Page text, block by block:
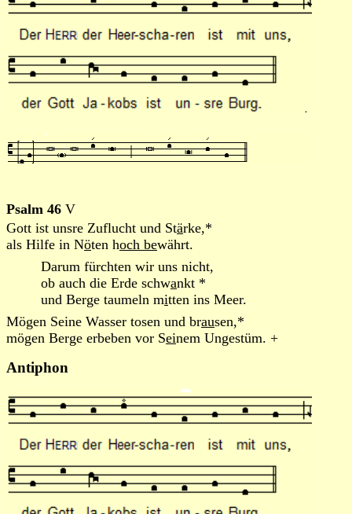
Psalm 46 V
Gott ist unsre Zuflucht und Stärke,*
als Hilfe in Nöten hoch bewährt.
Darum fürchten wir uns nicht,
ob auch die Erde schwankt *
und Berge taumeln mitten ins Meer.
Mögen Seine Wasser tosen und brausen,*
mögen Berge erbeben vor Seinem Ungestüm. +
Antiphon